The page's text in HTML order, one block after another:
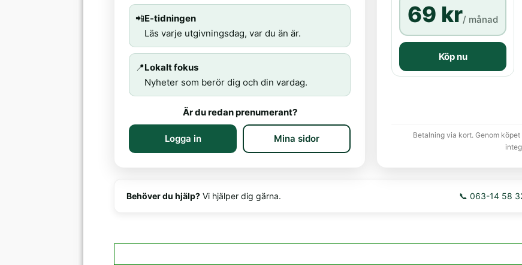
📲E-tidningen
Läs varje utgivningsdag, var du än är.
📍Lokalt fokus
Nyheter som berör dig och din vardag.
Är du redan prenumerant?
Logga in Mina sidor
69 kr/ månad
Köp nu
Betalning via kort. Genom
Behöver du hjälp? Vi hjälper dig gärna. 📞 063-14 58